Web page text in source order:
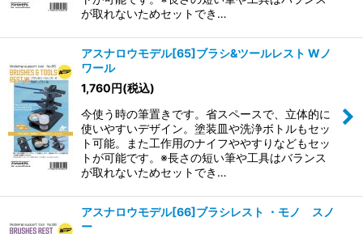
が取れないためセットでき…
アスナロウモデル[65]ブラシ&ツールレスト Wノ
ワール
1,760円(税込)
今使う時の筆置きです。省スペースで、立体的に
使いやすいデザイン。塗装皿や洗浄ボトルもセッ
ト可能。また工作用のナイフややすりなどもセッ
トが可能です。※長さの短い筆や工具はバランス
が取れないためセットでき…
アスナロウモデル[66]ブラシレスト ・モノ スノ
ー